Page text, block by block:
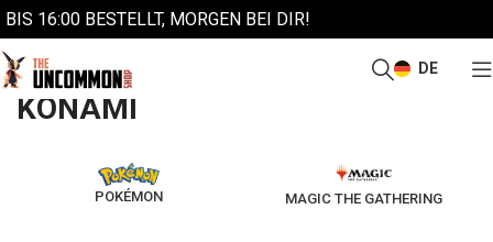
BIS 16:00 BESTELLT, MORGEN BEI DIR!
DE
Start/Konami
KONAMI
POKÉMON MAGIC THE GATHERING